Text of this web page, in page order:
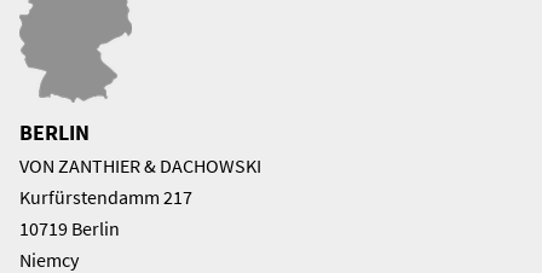
BERLIN
VON ZANTHIER & DACHOWSKI
Kurfürstendamm 217
10719 Berlin
Niemcy